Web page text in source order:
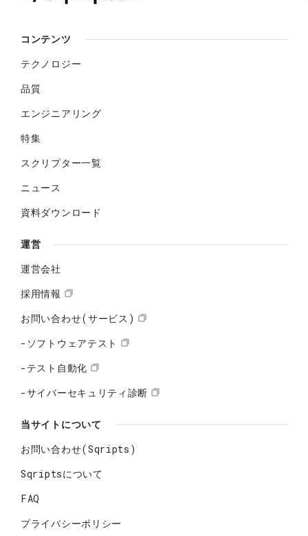
コンテンツ
テクノロジー
品質
エンジニアリング
特集
スクリプター一覧
ニュース
資料ダウンロード
運営
運営会社
採用情報
お問い合わせ(サービス)
-ソフトウェアテスト
-テスト自動化
-サイバーセキュリティ診断
当サイトについて
お問い合わせ(Sqripts)
Sqriptsについて
FAQ
プライバシーポリシー